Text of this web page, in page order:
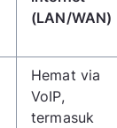
(LAN/WAN)
Hemat via
VoIP,
termasuk